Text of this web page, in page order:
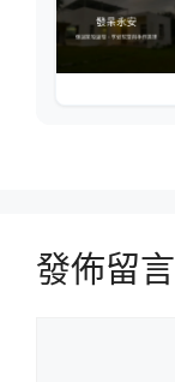
發佈留言